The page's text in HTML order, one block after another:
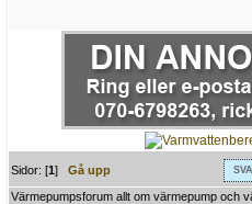
Sidor: [1]Gå upp
Värmepumpsforum allt om värmepump och